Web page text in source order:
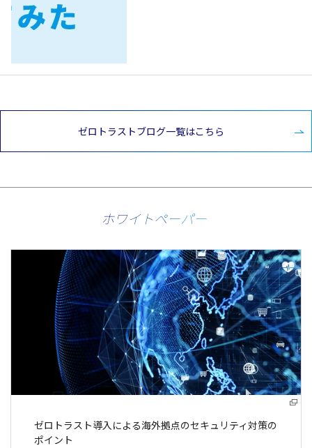
ゼロトラストブログ一覧はこちら
ホワイトペーパー
ゼロトラスト導入による海外拠点のセキュリティ対策の
ポイント